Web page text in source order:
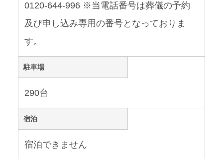
0120-644-996 ※当電話番号は葬儀の予約
及び申し込み専用の番号となっておりま
す。
駐車場
290台
宿泊
宿泊できません